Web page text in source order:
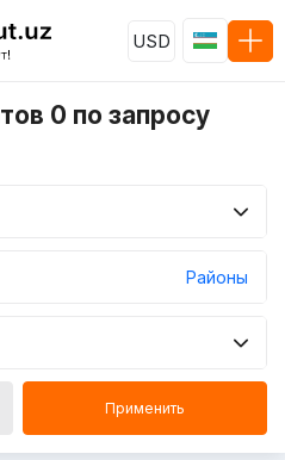
USD
0 по запросу
Районы
Применить